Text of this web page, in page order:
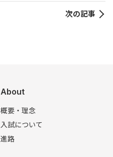
次の記事
About
概要・理念
入試について
進路